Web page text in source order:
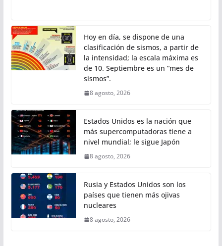
Hoy en día, se dispone de una
clasificación de sismos, a partir de
la intensidad; la escala máxima es
de 10. Septiembre es un “mes de
sismos”.
8 agosto, 2026
Estados Unidos es la nación que
más supercomputadoras tiene a
nivel mundial; le sigue Japón
8 agosto, 2026
Rusia y Estados Unidos son los
países que tienen más ojivas
nucleares
8 agosto, 2026